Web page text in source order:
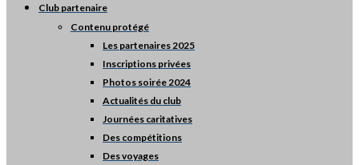
Club partenaire
Contenu protégé
Les partenaires 2025
Inscriptions privées
Photos soirée 2024
Actualités du club
Journées caritatives
Des compétitions
Des voyages